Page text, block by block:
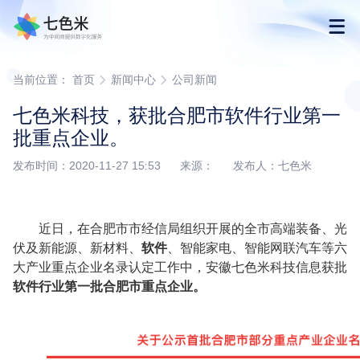
首页
产品
解决方案
购买
当前位置： 首页 新闻中心 公司新闻
七色米科技，获批合肥市软件行业第一
批重点企业。
发布时间：2020-11-27 15:53 来源： 发布人：七色米
近日，在合肥市市经信局组织开展的全市高端装备、光
伏及新能源、新材料、 软件、智能家电、智能网联汽车等六
大产业重点企业名录认定工作中， 安徽七色米科技信息获批
软件行业第一批合肥市重点企业。